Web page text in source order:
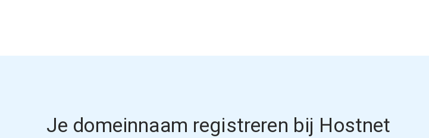
Je domeinnaam registreren bij Hostnet